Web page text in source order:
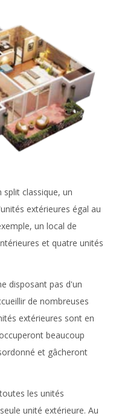
classique, un
extérieures égal au
un local de
et quatre unités
disposant pas d'un
de nombreuses
extérieures sont en
beaucoup
et gâcheront
les unités
unité extérieure. Au